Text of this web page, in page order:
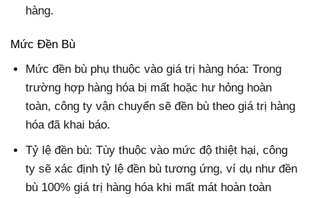
hàng.
Mức Đền Bù
Mức đền bù phụ thuộc vào giá trị hàng hóa: Trong
trường hợp hàng hóa bị mất hoặc hư hỏng hoàn
toàn, công ty vận chuyển sẽ đền bù theo giá trị hàng
hóa đã khai báo.
Tỷ lệ đền bù: Tùy thuộc vào mức độ thiệt hại, công
ty sẽ xác định tỷ lệ đền bù tương ứng, ví dụ như đền
bù 100% giá trị hàng hóa khi mất mát hoàn toàn